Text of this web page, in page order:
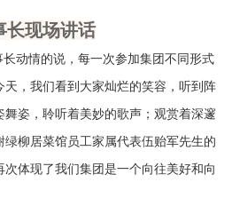
长现场讲话
动情的说，每一次参加集团不同形式
天，我们看到大家灿烂的笑容，听到阵
舞姿，聆听着美妙的歌声；观赏着深邃
柳居菜馆员工家属代表伍贻军先生的
体现了我们集团是一个向往美好和向